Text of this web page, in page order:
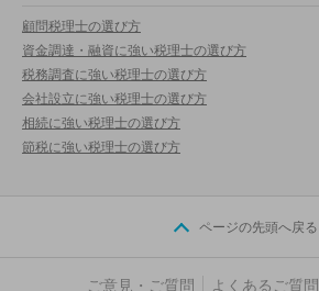
顧問税理士の選び方
資金調達・融資に強い税理士の選び方
税務調査に強い税理士の選び方
会社設立に強い税理士の選び方
相続に強い税理士の選び方
節税に強い税理士の選び方
ページの先頭へ戻る
ご意見・ご質問 よくあるご質問